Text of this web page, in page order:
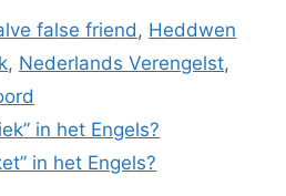
false friend, Heddwen
, Nederlands Verengelst,
in het Engels?
in het Engels?